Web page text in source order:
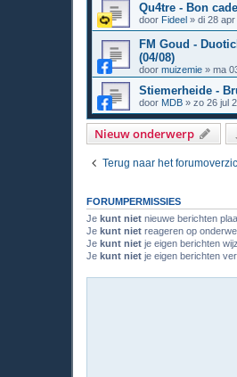
Qu4tre - Bon
door Fideel » di 28
FM Goud -
(04/08)
door muizemie » ma
Stiemerheide -
door MDB » zo 26 jul
Nieuw onderwerp
Terug naar het
FORUMPERMISSIES
Je kunt niet nieuwe berichten
Je kunt niet reageren op
Je kunt niet je eigen berichten
Je kunt niet je eigen berichten